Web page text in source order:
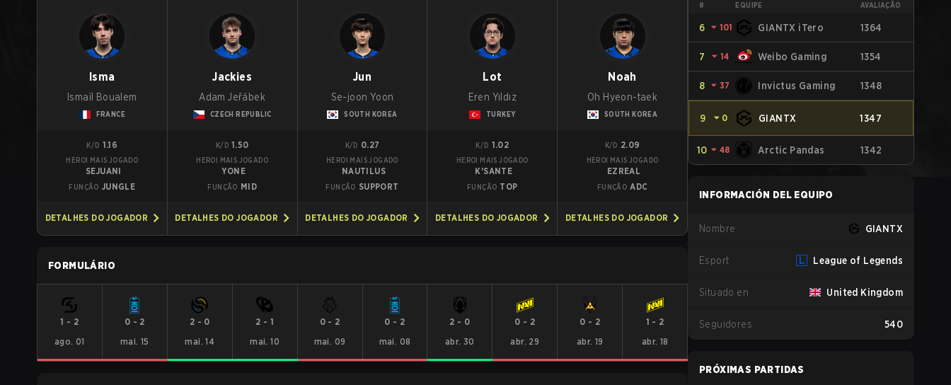
Isma
Ismaïl Boualem
FRANCE
K/D 1.16
HEROI MAIS JOGADO
SEJUANI
FUNÇÃO JUNGLE
DETALHES DO JOGADOR
Jackies
Adam Jeřábek
CZECH REPUBLIC
K/D 1.50
HEROI MAIS JOGADO
YONE
FUNÇÃO MID
DETALHES DO JOGADOR
Jun
Se-joon Yoon
SOUTH KOREA
K/D 0.27
HEROI MAIS JOGADO
NAUTILUS
FUNÇÃO SUPPORT
DETALHES DO JOGADOR
Lot
Eren Yıldız
TURKEY
K/D 1.02
HEROI MAIS JOGADO
K'SANTE
FUNÇÃO TOP
DETALHES DO JOGADOR
Noah
Oh Hyeon-taek
SOUTH KOREA
K/D 2.09
HEROI MAIS JOGADO
EZREAL
FUNÇÃO ADC
DETALHES DO JOGADOR
FORMULÁRIO
1 - 2
ago. 01
0 - 2
mai. 15
2 - 0
mai. 14
2 - 1
mai. 10
0- 2
mai. 09
0 - 2
mai. 08
2 - 0
abr. 30
0 - 2
abr. 29
0 - 2
abr. 19
1 - 2
abr. 18
# EQUIPE AVALIAÇÃO
6 ⏷ 101 GIANTX iTero 1364
7 ⏷ 14 Weibo Gaming 1354
8 ⏷ 37 Invictus Gaming 1348
9 ⏷ 0 GIANTX 1347
10 ⏷ 48 Arctic Pandas 1342
INFORMACIÓN DEL EQUIPO
Nombre GIANTX
Esport League of Legends
Situado en United Kingdom
Seguidores 540
PRÓXIMAS PARTIDAS